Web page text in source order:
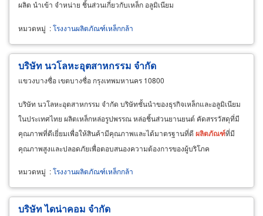
ผลิต นำเข้า จำหน่าย ชิ้นส่วนเกี่ยวกับเหล็ก อลูมิเนียม
หมวดหมู่ :โรงงานผลิตภัณฑ์เหล็กกล้า
บริษัท นวโลหะอุตสาหกรรม จำกัด
แขวงบางซื่อ เขตบางซื่อ กรุงเทพมหานคร 10800
บริษัท นวโลหะอุตสาหกรรม จำกัด บริษัทชั้นนำของธุรกิจเหล็กและอลูมิเนียม
ในประเทศไทย ผลิตเหล็กหล่อรูปพรรณ หล่อชิ้นส่วนยานยนต์ คัดสรรวัสดุที่มี
คุณภาพที่ดีเยี่ยมเพื่อให้สินค้ามีคุณภาพและได้มาตรฐานที่ดี ผลิตภัณฑ์ที่มี
คุณภาพสูงและปลอดภัยเพื่อตอบสนองความต้องการของผู้บริโภค
หมวดหมู่ :โรงงานผลิตภัณฑ์เหล็กกล้า
บริษัท ไดน่าคอม จำกัด